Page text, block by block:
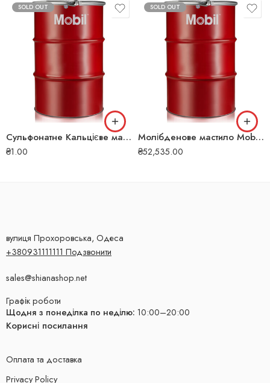
SOLD OUT
Сульфонатне Кальцієве мастило Mobil Centaur XHP 461 180 кг 150589#
₴1.00
SOLD OUT
Молібденове мастило Mobilgrease Special 180 кг 228
₴52,535.00
вулиця Прохоровська, Одеса
+380931111111 Подзвонити
sales@shianashop.net
Графік роботи
Щодня з понеділка по неділю: 10:00–20:00
Корисні посилання
Оплата та доставка
Privacy Policy